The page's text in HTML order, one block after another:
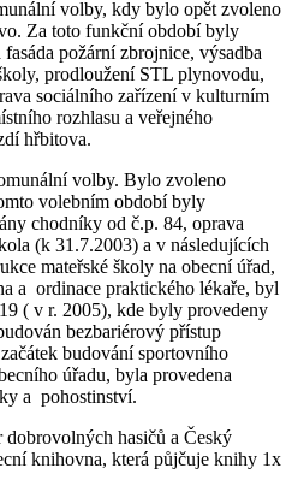
volby, kdy bylo opět zvoleno
Za toto funkční období byly
požární zbrojnice, výsadba
prodloužení STL plynovodu,
sociálního zařízení v kulturním
rozhlasu a veřejného
hřbitova.
volby. Bylo zvoleno
volebním období byly
chodníky od č.p. 84, oprava
(k 31.7.2003) a v následujících
mateřské školy na obecní úřad,
a ordinace praktického lékaře, byl
( v r. 2005), kde byly provedeny
bezbariérový přístup
budování sportovního
úřadu, byla provedena
a pohostinství.
hasičů a Český
knihovna, která půjčuje knihy 1x